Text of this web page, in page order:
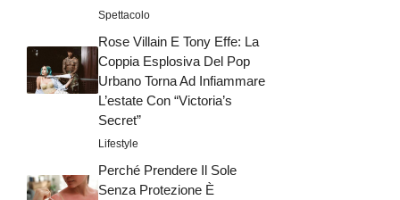
Spettacolo
Rose Villain E Tony Effe: La
Coppia Esplosiva Del Pop
Urbano Torna Ad Infiammare
L’estate Con “Victoria’s
Secret”
Lifestyle
Perché Prendere Il Sole
Senza Protezione È